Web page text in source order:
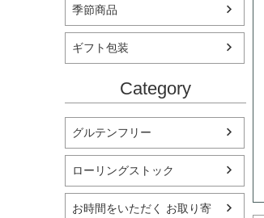
季節商品
ギフト包装
Category
グルテンフリー
ローリングストック
お時間をいただく お取り寄